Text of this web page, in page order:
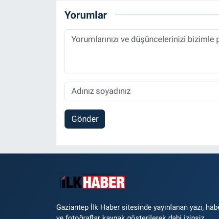
Yorumlar
Gönder
Gaziantep İlk Haber sitesinde yayınlanan yazı,